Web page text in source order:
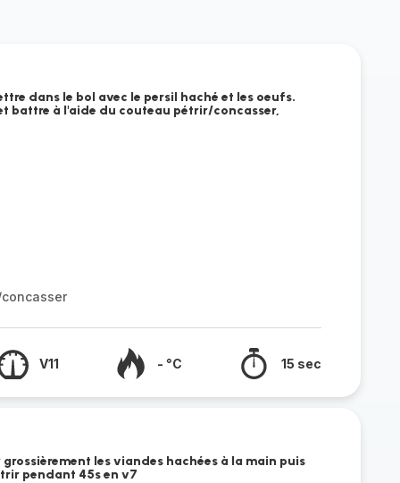
dans le bol avec le persil haché et les oeufs.
battre à l'aide du couteau pétrir/concasser,
V11 - °C 15 sec
les viandes hachées à la main puis
pendant 45s en v7